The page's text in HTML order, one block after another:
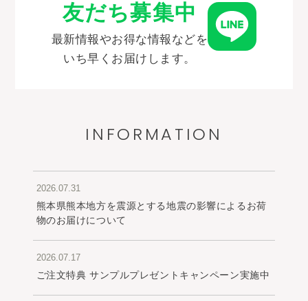
友だち募集中
最新情報やお得な情報などを
いち早くお届けします。
INFORMATION
熊本県熊本地方を震源とする地震の影響によるお荷
物のお届けについて
2026.07.31
ご注文特典 サンプルプレゼントキャンペーン実施中
2026.07.17